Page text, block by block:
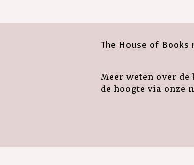
The House of
Meer weten over
de hoogte via onze